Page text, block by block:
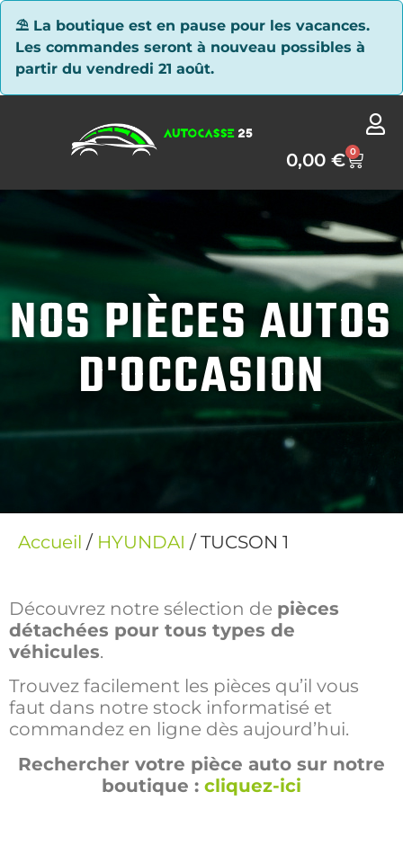
⛱ La boutique est en pause pour les vacances.
Les commandes seront à nouveau possibles à
partir du vendredi 21 août.
0,00€ 0
NOS PIÈCES AUTOS
D'OCCASION
Accueil / HYUNDAI / TUCSON 1
Découvrez notre sélection de pièces
détachées pour tous types de
véhicules.
Trouvez facilement les pièces qu’il vous
faut dans notre stock informatisé et
commandez en ligne dès aujourd’hui.
Rechercher votre pièce auto sur notre
boutique : cliquez-ici
Panneau de gestion des cookies